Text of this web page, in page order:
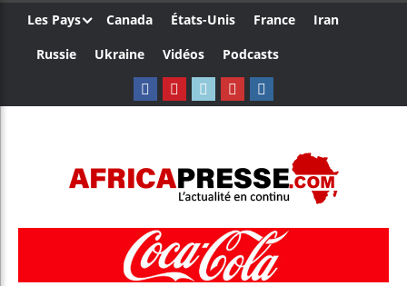
Les Pays Canada États-Unis France
Iran
Russie
Ukraine Vidéos Podcasts